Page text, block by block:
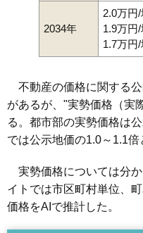
2034年
2.0万円/
1.9万円/
1.7万円/
不動産の価格に関する公
があるが、"実勢価格（実
る。都市部の実勢価格は
では公示地価の1.0～1.1倍
実勢価格については分
イトでは市区町村単位、
価格をAIで推計した。